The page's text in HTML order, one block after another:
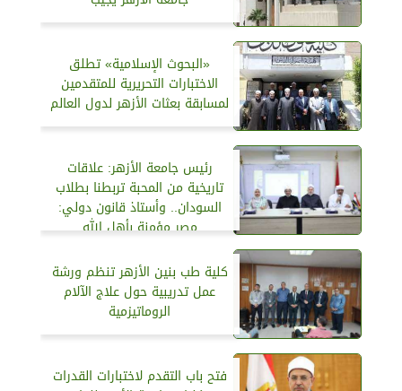
«البحوث الإسلامية» تطلق
الاختبارات التحريرية للمتقدمين
لمسابقة بعثات الأزهر لدول العالم
رئيس جامعة الأزهر: علاقات
تاريخية من المحبة تربطنا بطلاب
السودان.. وأستاذ قانون دولي:
مصر مؤمنة بأهل الله
كلية طب بنين الأزهر تنظم ورشة
عمل تدريبية حول علاج الآلام
الروماتيزمية
فتح باب التقدم لاختبارات القدرات